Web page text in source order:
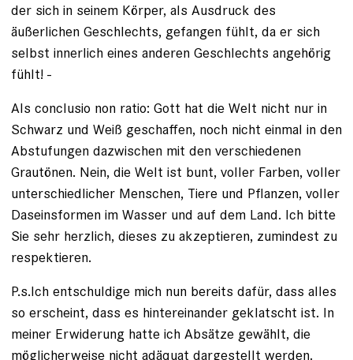
der sich in seinem Körper, als Ausdruck des
äußerlichen Geschlechts, gefangen fühlt, da er sich
selbst innerlich eines anderen Geschlechts angehörig
fühlt! -
Als conclusio non ratio: Gott hat die Welt nicht nur in
Schwarz und Weiß geschaffen, noch nicht einmal in den
Abstufungen dazwischen mit den verschiedenen
Grautönen. Nein, die Welt ist bunt, voller Farben, voller
unterschiedlicher Menschen, Tiere und Pflanzen, voller
Daseinsformen im Wasser und auf dem Land. Ich bitte
Sie sehr herzlich, dieses zu akzeptieren, zumindest zu
respektieren.
P.s.Ich entschuldige mich nun bereits dafür, dass alles
so erscheint, dass es hintereinander geklatscht ist. In
meiner Erwiderung hatte ich Absätze gewählt, die
möglicherweise nicht adäquat dargestellt werden.